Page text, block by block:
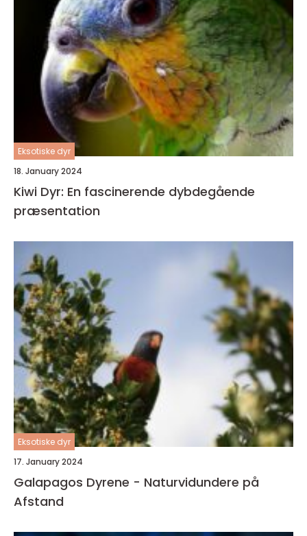
Eksotiske dyr
18. January 2024
Kiwi Dyr: En fascinerende dybdegående
præsentation
Eksotiske dyr
17. January 2024
Galapagos Dyrene - Naturvidundere på
Afstand